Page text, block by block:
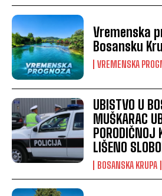
Vremenska
Bosansku
VREMENSKA
UBISTVO U
MUŠKARAC
PORODIČNOJ
LIŠENO
BOSANSKA KRUPA